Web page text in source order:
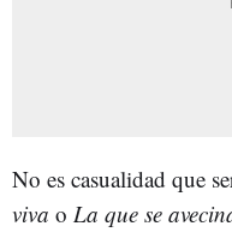
No es casualidad que
viva o La que se